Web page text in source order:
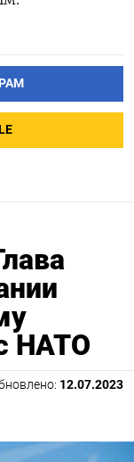
НАТО
12.07.2023